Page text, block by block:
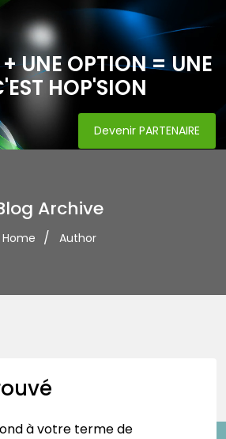
UNE OPTION = UNE
HOP'SION
Devenir PARTENAIRE
Archive
Home Author
à votre terme de